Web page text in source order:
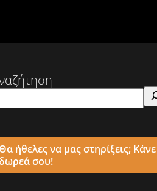
ήθελες να μας στηρίξεις;
σου!